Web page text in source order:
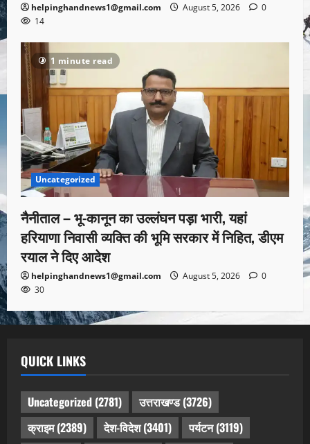
helpinghandnews1@gmail.com August 5, 2026
0
14
1 minute read
Uncategorized
नैनीताल – भू-कानून का उल्लंघन पड़ा भारी, यहां
हरियाणा निवासी व्यक्ति की भूमि सरकार में निहित, डीएम
रयाल ने दिए आदेश
helpinghandnews1@gmail.com August 5, 2026
0
30
QUICK LINKS
Uncategorized (2781) उत्तराखण्ड(3726)
क्राइम(2389) देश-विदेश(3401) पर्यटन(3119)